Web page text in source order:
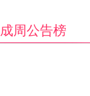
成周公告榜